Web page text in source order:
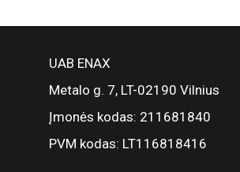
UAB ENAX
Metalo g. 7, LT-02190 Vilnius
Įmonės kodas: 211681840
PVM kodas: LT116818416